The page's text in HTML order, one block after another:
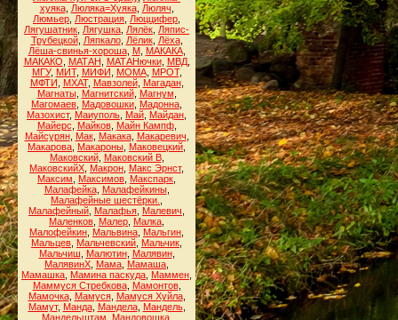
хуяка, Люляка=Хуяка, Люляч
Люмьер Люстрация Люццифер
Лягушатник Лягушка Лялёк Ляпис-
Трубецкой, Ляпкало, Лёлик, Лёха,
Лёша-свинья-хороша, М, МАКАКА,
МАКАКО
МАТАН МАТАНючки, МВД,
МГУ, МИТ, МИФИ МОМА, МРОТ,
МФТИ
МХАТ, Мавзолей, Магадан,
Магнаты, Магнитский, Магнум
Магомаев Мадовошки Мадонна
Мазохист, Маиуполь Май Майдан
Майерс
Майков, Майн Кампф,
Майсурян, Мак, Макака, Макаревич
Макарова Макароны Маковецкий
Маковский, Маковский В,
МаковскийХ Макрон Макс Эрнст,
Максим
Максимов Макспарк
Малафейка, Малафейкины,
Малафейные шестёрки.
Малафейный Малафья Малевич
Маленков Малер Малка
Малофейкин Мальвина Мальгин
Мальцев Мальчевский Мальчик
Мальчиш
Малютин, Малявин,
МалявинХ Мама Мамаша
Мамашка Мамина паскуда Маммен
Маммуся Стребкова, Мамонтов,
Мамочка, Мамуся, Мамуся Хуйла,
Мамут, Манда, Мандела, Мандель,
Мандельштам
Мандовошка,